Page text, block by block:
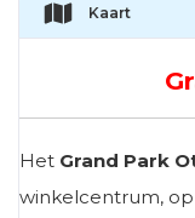
Kaart
Het Grand Park
winkelcentrum, op